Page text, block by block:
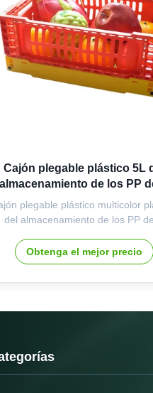
Cajón plegable plástico 5L
almacenamiento de los PP
categoría alimenticia
plegable plástico multicolor
del almacenamiento de los PP
Nombre de producto Cajón plástico
almacenamiento Color Colores
m Uso
Obtenga el mejor precio